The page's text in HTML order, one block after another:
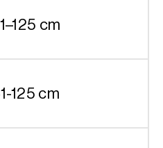
cm
125 cm